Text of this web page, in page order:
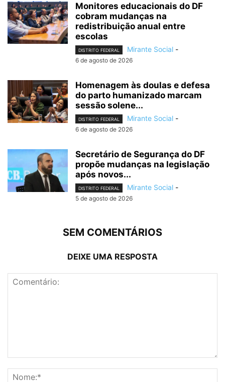
Monitores educacionais do DF
cobram mudanças na
redistribuição anual entre
escolas
DISTRITO FEDERAL Mirante Social -
6 de agosto de 2026
Homenagem às doulas e defesa
do parto humanizado marcam
sessão solene...
DISTRITO FEDERAL Mirante Social -
6 de agosto de 2026
Secretário de Segurança do DF
propõe mudanças na legislação
após novos...
DISTRITO FEDERAL Mirante Social -
5 de agosto de 2026
SEM COMENTÁRIOS
DEIXE UMA RESPOSTA